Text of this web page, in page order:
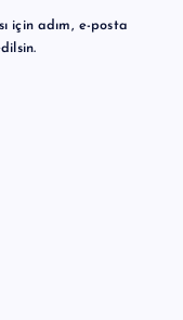
için adım, e-posta